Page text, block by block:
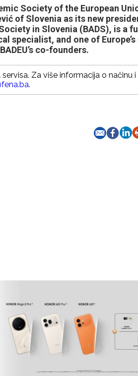
Society of the European
of Slovenia as its new
in Slovenia (BADS), is a full
specialist, and one of
co-founders.
servisa. Za više informacija o načinu i
.